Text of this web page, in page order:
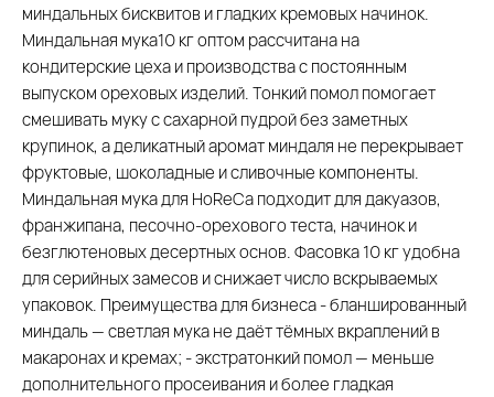
миндальных бисквитов и гладких кремовых начинок.
Миндальная мука10 кг оптом рассчитана на
кондитерские цеха и производства с постоянным
выпуском ореховых изделий. Тонкий помол помогает
смешивать муку с сахарной пудрой без заметных
крупинок, а деликатный аромат миндаля не перекрывает
фруктовые, шоколадные и сливочные компоненты.
Миндальная мука для HoReCa подходит для дакуазов,
франжипана, песочно-орехового теста, начинок и
безглютеновых десертных основ. Фасовка 10 кг удобна
для серийных замесов и снижает число вскрываемых
упаковок. Преимущества для бизнеса - бланшированный
миндаль — светлая мука не даёт тёмных вкраплений в
макаронах и кремах; - экстратонкий помол — меньше
дополнительного просеивания и более гладкая